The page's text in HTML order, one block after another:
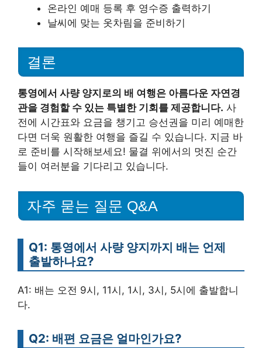
온라인 예매 등록 후 영수증 출력하기
날씨에 맞는 옷차림을 준비하기
결론
통영에서 사량 양지로의 배 여행은 아름다운 자연경
관을 경험할 수 있는 특별한 기회를 제공합니다. 사
전에 시간표와 요금을 챙기고 승선권을 미리 예매한
다면 더욱 원활한 여행을 즐길 수 있습니다. 지금 바
로 준비를 시작해보세요! 물결 위에서의 멋진 순간
들이 여러분을 기다리고 있습니다.
자주 묻는 질문 Q&A
Q1: 통영에서 사량 양지까지 배는 언제
출발하나요?
A1: 배는 오전 9시, 11시, 1시, 3시, 5시에 출발합니
다.
Q2: 배편 요금은 얼마인가요?